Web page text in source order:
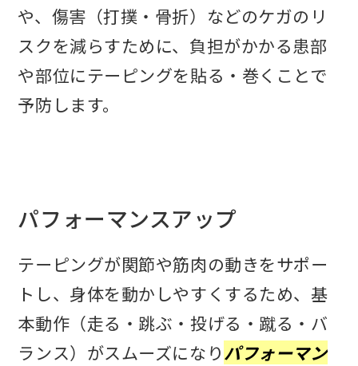
や、傷害（打撲・骨折）などのケガのリ
スクを減らすために、負担がかかる患部
や部位にテーピングを貼る・巻くことで
予防します。
パフォーマンスアップ
テーピングが関節や筋肉の動きをサポー
トし、身体を動かしやすくするため、基
本動作（走る・跳ぶ・投げる・蹴る・バ
ランス）がスムーズになりパフォーマン